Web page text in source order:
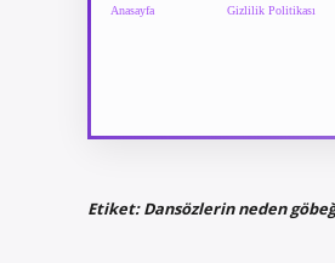
Anasayfa Gizlilik Politikası
Etiket:Dansözlerin neden